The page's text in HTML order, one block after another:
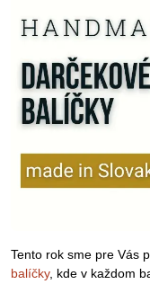
Tento rok sme pre Vás
balíčky, kde v každom